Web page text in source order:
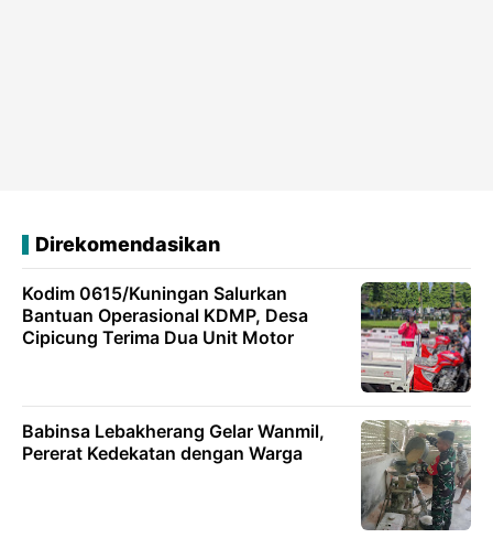
Direkomendasikan
Kodim 0615/Kuningan Salurkan
Bantuan Operasional KDMP, Desa
Cipicung Terima Dua Unit Motor
Babinsa Lebakherang Gelar Wanmil,
Pererat Kedekatan dengan Warga